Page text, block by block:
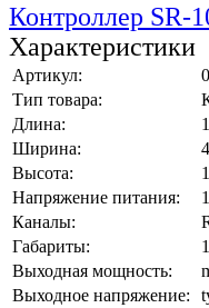
Контроллер SR-
Характеристики
Артикул:
Тип товара:
Длина:
Ширина:
Высота:
Напряжение питания:
Каналы:
Габариты:
Выходная мощность:
Выходное напряжение: